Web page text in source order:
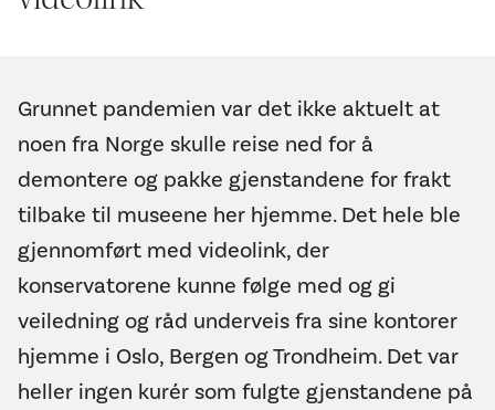
Grunnet pandemien var det ikke aktuelt at
noen fra Norge skulle reise ned for å
demontere og pakke gjenstandene for frakt
tilbake til museene her hjemme. Det hele ble
gjennomført med videolink, der
konservatorene kunne følge med og gi
veiledning og råd underveis fra sine kontorer
hjemme i Oslo, Bergen og Trondheim. Det var
heller ingen kurér som fulgte gjenstandene på